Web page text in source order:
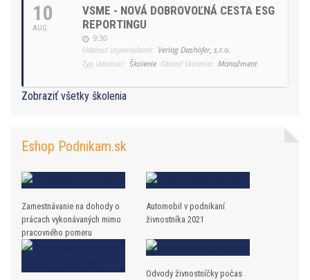
10
AUG
VSME - NOVÁ DOBROVOĽNÁ CESTA ESG
REPORTINGU
9:30
Udalosť usporiadaná: Verlag Dashöfer, s.r.o.
Typ Udalosti: Školenie Oblasť školenia: Manažment
Zobraziť všetky školenia
Eshop Podnikam.sk
Zamestnávanie na dohody o
prácach vykonávaných mimo
pracovného pomeru
Automobil v podnikaní
živnostníka 2021
Odvody živnostníčky počas